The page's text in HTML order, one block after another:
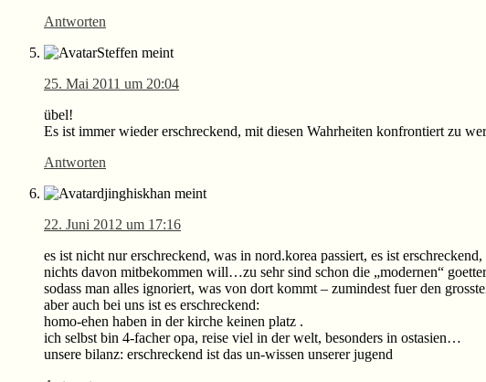
Antworten
Steffen meint
25. Mai 2011 um 20:04
übel!
Es ist immer wieder erschreckend, mit diesen Wahrheiten konfrontiert zu
Antworten
djinghiskhan meint
22. Juni 2012 um 17:16
es ist nicht nur erschreckend, was in nord.korea passiert, es ist
nichts davon mitbekommen will…zu sehr sind schon die „modernen“
sodass man alles ignoriert, was von dort kommt – zumindest fuer den
aber auch bei uns ist es erschreckend:
homo-ehen haben in der kirche keinen platz .
ich selbst bin 4-facher opa, reise viel in der welt, besonders in ostasien…
unsere bilanz: erschreckend ist das un-wissen unserer jugend